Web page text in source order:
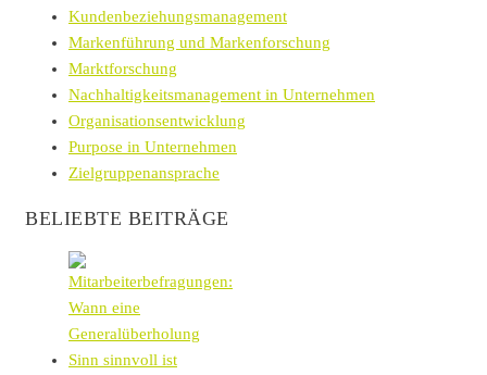
Kundenbeziehungsmanagement
Markenführung und Markenforschung
Marktforschung
Nachhaltigkeitsmanagement in Unternehmen
Organisationsentwicklung
Purpose in Unternehmen
Zielgruppenansprache
BELIEBTE BEITRÄGE